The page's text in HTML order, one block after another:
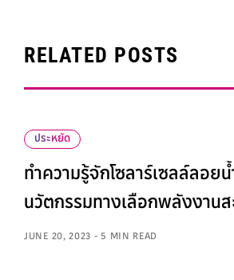
RELATED POSTS
ประหยัด
ทำความรู้จักโซลาร์เซลล์ลอยน้
นวัตกรรมทางเลือกพลังงานส
JUNE 20, 2023 - 5 MIN READ